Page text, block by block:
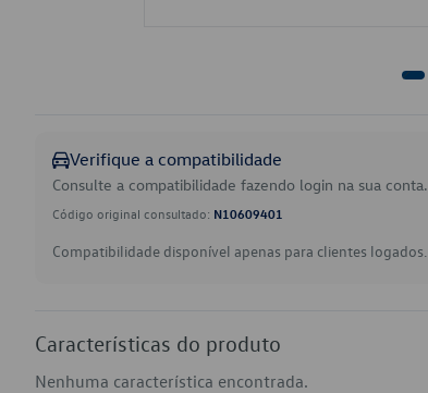
Verifique a compatibilidade
Consulte a compatibilidade fazendo login na sua conta.
Código original consultado: N10609401
Compatibilidade disponível apenas para clientes logados.
Características do produto
Nenhuma característica encontrada.